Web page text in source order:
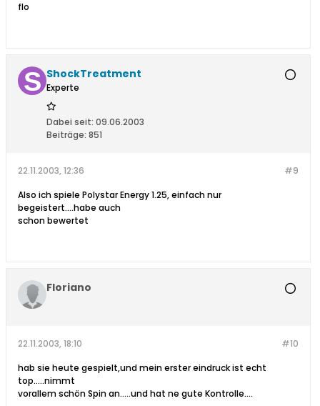
flo
ShockTreatment
Experte
Dabei seit: 09.06.2003
Beiträge: 851
#9
22.11.2003, 12:36
Also ich spiele Polystar Energy 1.25, einfach nur
begeistert....habe auch
schon bewertet
Floriano
#10
22.11.2003, 18:10
hab sie heute gespielt,und mein erster eindruck ist echt
top.....nimmt
vorallem schön Spin an.....und hat ne gute Kontrolle....